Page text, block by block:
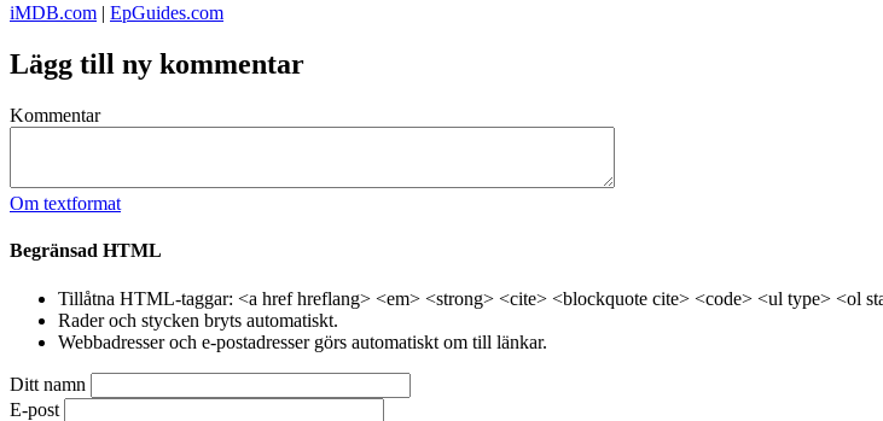
iMDB.com | EpGuides.com
Lägg till ny kommentar
Kommentar
Om textformat
Begränsad HTML
Tillåtna HTML-taggar: <a href hreflang> <em> <strong> <cite> <blockquote cite> <code> <ul type>
Rader och stycken bryts automatiskt.
Webbadresser och e-postadresser görs automatiskt om till länkar.
Ditt namn
E-post